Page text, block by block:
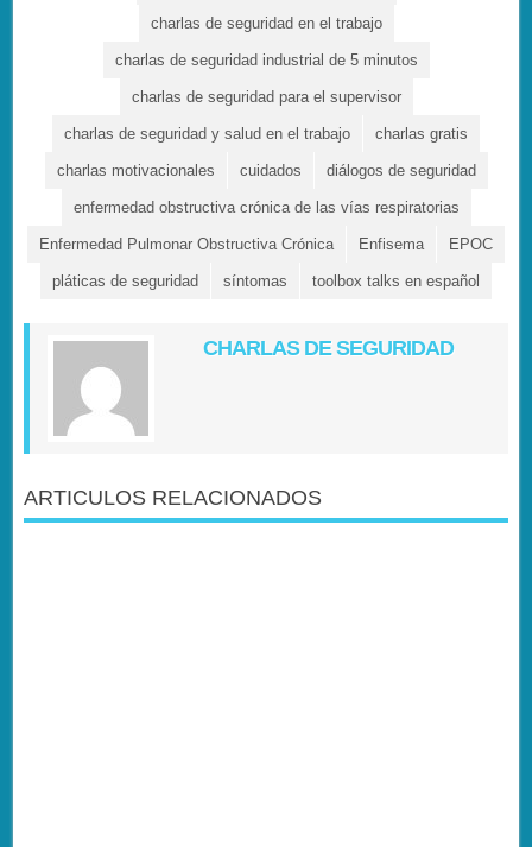
charlas de seguridad en el trabajo
charlas de seguridad industrial de 5 minutos
charlas de seguridad para el supervisor
charlas de seguridad y salud en el trabajo charlas gratis
charlas motivacionales cuidados diálogos de seguridad
enfermedad obstructiva crónica de las vías respiratorias
Enfermedad Pulmonar Obstructiva Crónica Enfisema EPOC
pláticas de seguridad síntomas toolbox talks en español
CHARLAS DE SEGURIDAD
ARTICULOS RELACIONADOS